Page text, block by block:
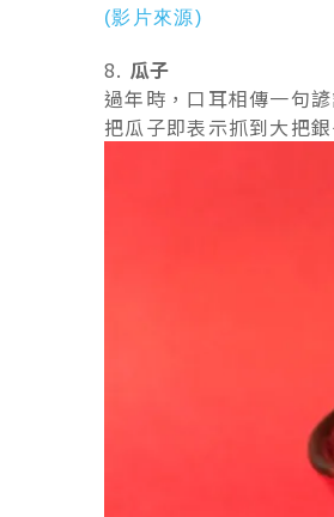
(影片來源)
8. 瓜子
過年時，口耳相傳一句
把瓜子即表示抓到大把